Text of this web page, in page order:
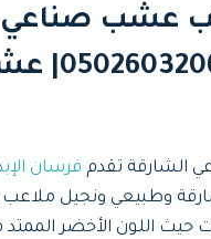
عشب صناعي
الشارقة
الشارقة تقدم فرسان
وطبيعي ونجيل
حيث اللون الأخضر